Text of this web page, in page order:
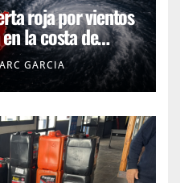
roja por vientos
la costa de
y Rocha
GARCIA